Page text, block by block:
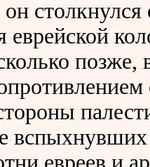
столкнулся